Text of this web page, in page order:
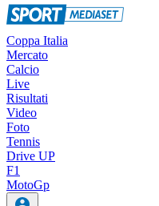
Coppa Italia
Mercato
Calcio
Live
Risultati
Video
Foto
Tennis
Drive UP
F1
MotoGp